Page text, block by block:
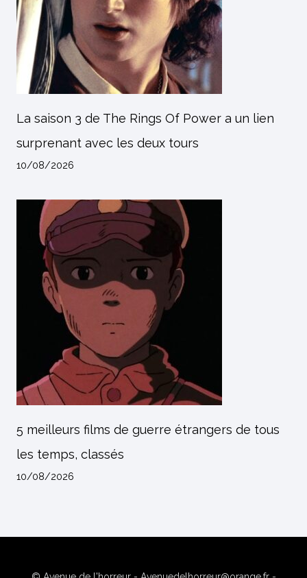
La saison 3 de The Rings Of Power a un lien
surprenant avec les deux tours
10/08/2026
5 meilleurs films de guerre étrangers de tous
les temps, classés
10/08/2026